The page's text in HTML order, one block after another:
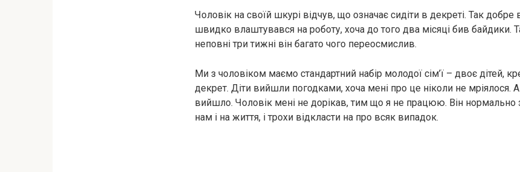
Чоловік на своїй шкурі відчув, що означає сидіти в декреті. Так
швидко влаштувався на роботу, хоча до того два місяці бив байдики.
неповні три тижні він багато чого переосмислив.
Ми з чоловіком маємо стандартний набір молодої сім’ї – двоє дітей,
декрет. Діти вийшли погодками, хоча мені про це ніколи не мріялося.
вийшло. Чоловік мені не дорікав, тим що я не працюю. Він нормально
нам і на життя, і трохи відкласти на про всяк випадок.